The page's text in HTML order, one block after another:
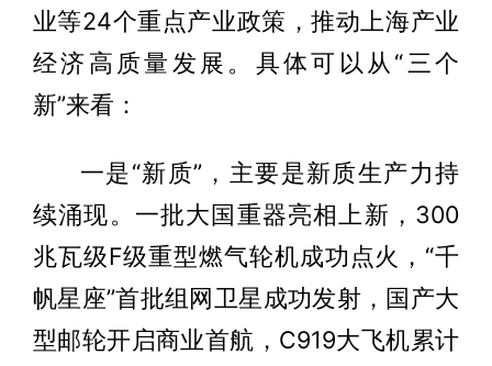
业等24个重点产业政策，推动上海产业
经济高质量发展。具体可以从“三个
新”来看：
一是“新质”，主要是新质生产力持
续涌现。一批大国重器亮相上新，300
兆瓦级F级重型燃气轮机成功点火，“千
帆星座”首批组网卫星成功发射，国产大
型邮轮开启商业首航，C919大飞机累计